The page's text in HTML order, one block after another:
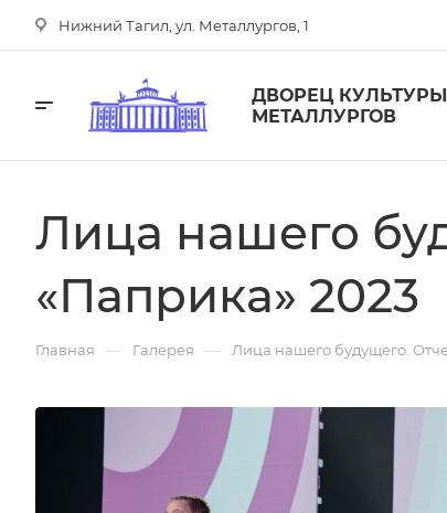
Нижний Тагил, ул. Металлургов, 1
ДВОРЕЦ КУЛЬТУРЫ
МЕТАЛЛУРГОВ
Лица нашего
«Паприка» 2023
Главная — Галерея — Лица нашего будущего.